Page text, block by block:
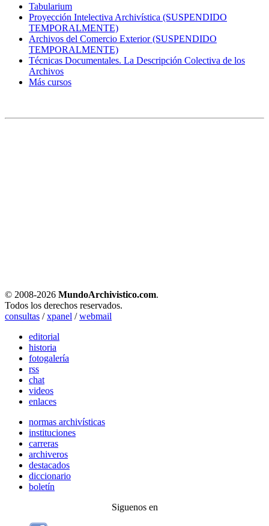
Tabularium
Proyección Intelectiva Archivística (SUSPENDIDO
TEMPORALMENTE)
Archivos del Comercio Exterior (SUSPENDIDO
TEMPORALMENTE)
Técnicas Documentales. La Descripción Colectiva de los
Archivos
Más cursos
© 2008-2026 MundoArchivistico.com.
Todos los derechos reservados.
consultas /xpanel /webmail
editorial
historia
fotogalería
rss
chat
videos
enlaces
normas archivísticas
instituciones
carreras
archiveros
destacados
diccionario
boletín
Siguenos en